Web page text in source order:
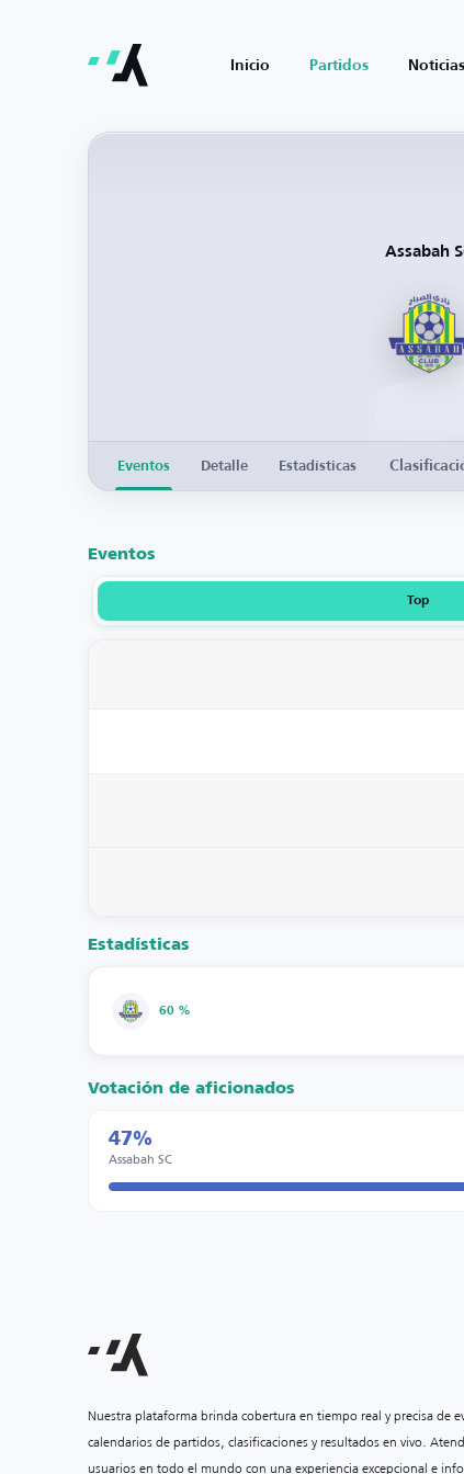
Inicio Partidos Noticias
Assabah
Eventos Detalle Estadísticas
Eventos
Top
Estadísticas
60 %
Votación de aficionados
47%
Assabah SC
Nuestra plataforma brinda cobertura en tiempo real y precisa de
calendarios de partidos, clasificaciones y resultados en vivo.
usuarios en todo el mundo con una experiencia excepcional e